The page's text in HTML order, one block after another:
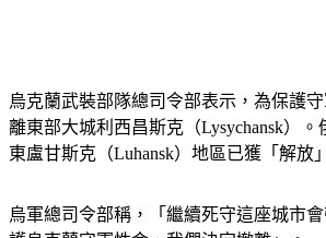
烏克蘭武裝部隊總司令部表示，為保護
離東部大城利西昌斯克（Lysychansk）。